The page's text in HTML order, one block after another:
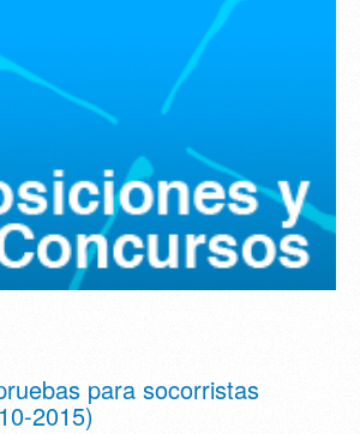
para socorristas
2015)